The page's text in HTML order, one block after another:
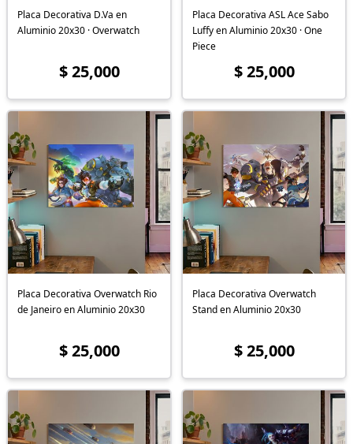
Placa Decorativa D.Va en
Aluminio 20x30 · Overwatch
$ 25,000
Placa Decorativa ASL Ace Sabo
Luffy en Aluminio 20x30 · One
Piece
$ 25,000
Placa Decorativa Overwatch Rio
de Janeiro en Aluminio 20x30
$ 25,000
Placa Decorativa Overwatch
Stand en Aluminio 20x30
$ 25,000